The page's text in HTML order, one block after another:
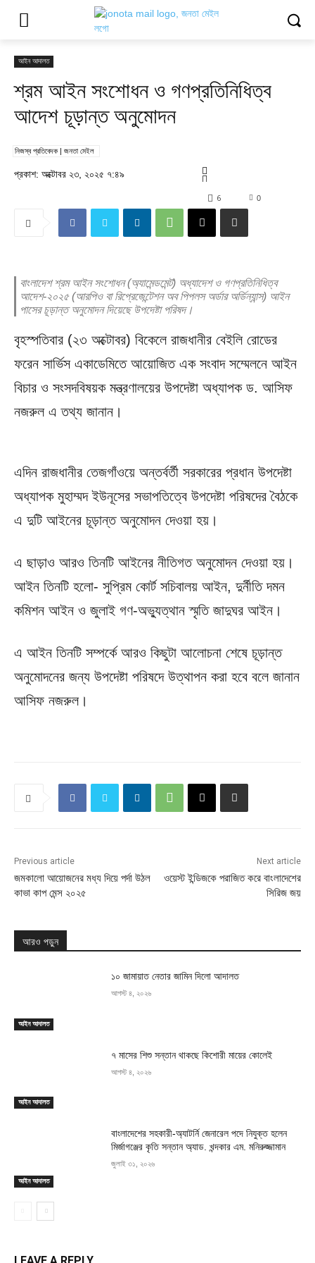
আইন আদালত
শ্রম আইন সংশোধন ও গণপ্রতিনিধিত্ব
আদেশ চূড়ান্ত অনুমোদন
নিজস্ব প্রতিবেদক | জনতা মেইল
প্রকাশ: অক্টোবর ২৩, ২০২৫ ৭:৪৯
0
6
বাংলাদেশ শ্রম আইন সংশোধন (অ্যামেন্ডমেন্ট) অধ্যাদেশ ও গণপ্রতিনিধিত্ব
আদেশ-২০২৫ (আরপিও বা রিপ্রেজেন্টেশন অব পিপলস অর্ডার অর্ডিন্যান্স) আইন
পাসের চূড়ান্ত অনুমোদন দিয়েছে উপদেষ্টা পরিষদ।
বৃহস্পতিবার (২৩ অক্টোবর) বিকেলে রাজধানীর বেইলি রোডের
ফরেন সার্ভিস একাডেমিতে আয়োজিত এক সংবাদ সম্মেলনে আইন
বিচার ও সংসদবিষয়ক মন্ত্রণালয়ের উপদেষ্টা অধ্যাপক ড. আসিফ
নজরুল এ তথ্য জানান।
এদিন রাজধানীর তেজগাঁওয়ে অন্তর্বর্তী সরকারের প্রধান উপদেষ্টা
অধ্যাপক মুহাম্মদ ইউনূসের সভাপতিত্বে উপদেষ্টা পরিষদের বৈঠকে
এ দুটি আইনের চূড়ান্ত অনুমোদন দেওয়া হয়।
এ ছাড়াও আরও তিনটি আইনের নীতিগত অনুমোদন দেওয়া হয়।
আইন তিনটি হলো- সুপ্রিম কোর্ট সচিবালয় আইন, দুর্নীতি দমন
কমিশন আইন ও জুলাই গণ-অভ্যুত্থান স্মৃতি জাদুঘর আইন।
এ আইন তিনটি সম্পর্কে আরও কিছুটা আলোচনা শেষে চূড়ান্ত
অনুমোদনের জন্য উপদেষ্টা পরিষদে উত্থাপন করা হবে বলে জানান
আসিফ নজরুল।
Previous article
জমকালো আয়োজনের মধ্য দিয়ে পর্দা উঠল
কাভা কাপ মেন্স ২০২৫
Next article
ওয়েস্ট ইন্ডিজকে পরাজিত করে বাংলাদেশের
সিরিজ জয়
আরও পড়ুন
আইন আদালত
১০ জামায়াত নেতার জামিন দিলো আদালত
আগস্ট ৪, ২০২৬
আইন আদালত
৭ মাসের শিশু সন্তান থাকছে কিশোরী মায়ের কোলেই
আগস্ট ৪, ২০২৬
আইন আদালত
বাংলাদেশের সহকারী-অ্যাটর্নি জেনারেল পদে নিযুক্ত হলেন
মির্জাগঞ্জের কৃতি সন্তান অ্যাড. খন্দকার এম. মনিরুজ্জামান
জুলাই ৩১, ২০২৬